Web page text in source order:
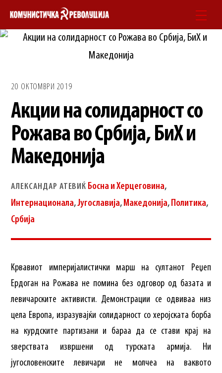
Skip
content
20 ОКТОМВРИ 2019
Акции на солидарност со
Рожава во Србија, БиХ и
Македонија
АЛЕКСАНДАР АТЕВИЌ Босна и Херцеговина,
Интернационала,Југославија,Македонија,Политика,
Србија
Крвавиот империјалистички марш на султанот Реџеп
Ердоган на Рожава не помина без одговор од базата и
левичарските активисти. Демонстрации се одвиваа низ
цела Европа, изразувајќи солидарност со херојската борба
на курдските партизани и бараа да се стави крај на
ѕверствата извршени од турската армија. Ни
југословенските левичари не молчеа на ваквото